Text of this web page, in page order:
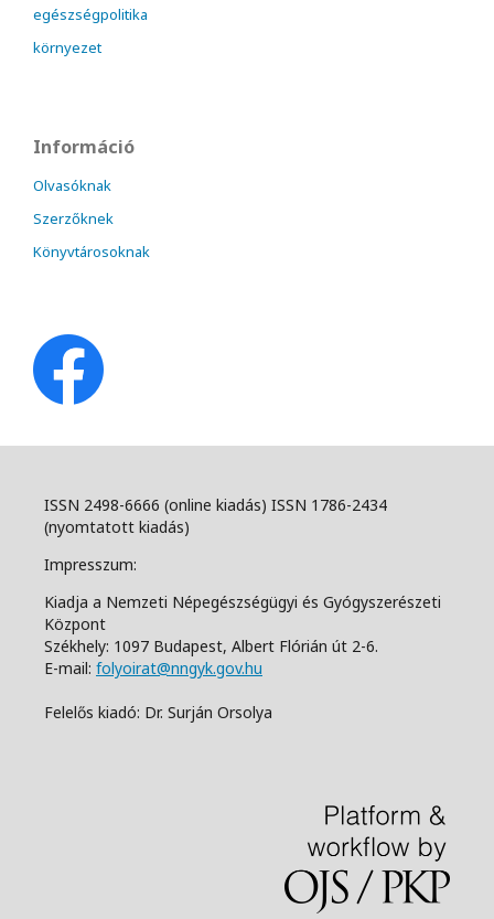
egészségpolitika
környezet
Információ
Olvasóknak
Szerzőknek
Könyvtárosoknak
ISSN 2498-6666 (online kiadás) ISSN 1786-2434
(nyomtatott kiadás)
Impresszum:
Kiadja a Nemzeti Népegészségügyi és Gyógyszerészeti
Központ
Székhely: 1097 Budapest, Albert Flórián út 2-6.
E-mail: folyoirat@nngyk.gov.hu
Felelős kiadó: Dr. Surján Orsolya